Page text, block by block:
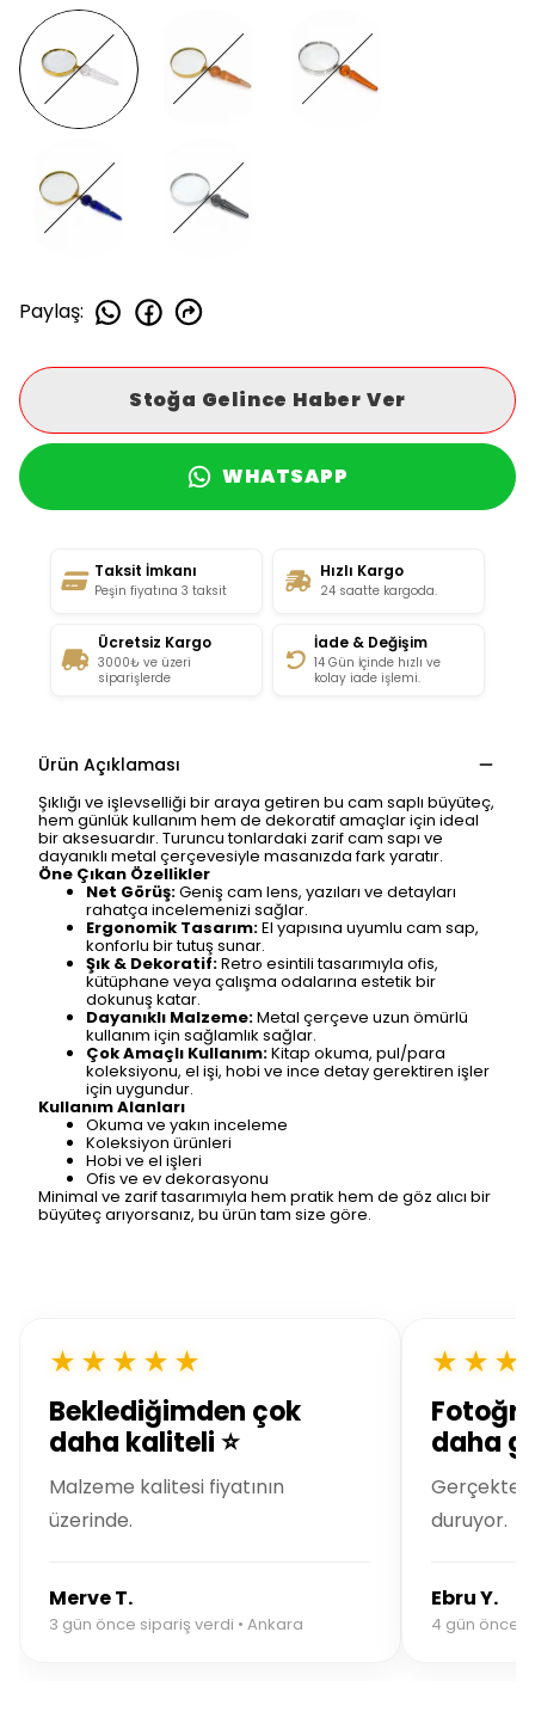
Paylaş:
Stoğa Gelince Haber Ver
WHATSAPP
Taksit İmkanı
Peşin fiyatına 3 taksit
Hızlı Kargo
24 saatte kargoda.
Ücretsiz Kargo
3000₺ ve üzeri
siparişlerde
İade & Değişim
14 Gün İçinde hızlı ve
kolay iade işlemi.
Ürün Açıklaması
Şıklığı ve işlevselliği bir araya getiren bu cam saplı büyüteç,
hem günlük kullanım hem de dekoratif amaçlar için ideal
bir aksesuardır. Turuncu tonlardaki zarif cam sapı ve
dayanıklı metal çerçevesiyle masanızda fark yaratır.
Öne Çıkan Özellikler
Net Görüş:Geniş cam lens, yazıları ve detayları
rahatça incelemenizi sağlar.
Ergonomik Tasarım:El yapısına uyumlu cam sap,
konforlu bir tutuş sunar.
Şık & Dekoratif:Retro esintili tasarımıyla ofis,
kütüphane veya çalışma odalarına estetik bir
dokunuş katar.
Dayanıklı Malzeme:Metal çerçeve uzun ömürlü
kullanım için sağlamlık sağlar.
Çok Amaçlı Kullanım:Kitap okuma, pul/para
koleksiyonu, el işi, hobi ve ince detay gerektiren işler
için uygundur.
Kullanım Alanları
Okuma ve yakın inceleme
Koleksiyon ürünleri
Hobi ve el işleri
Ofis ve ev dekorasyonu
Minimal ve zarif tasarımıyla hem pratik hem de göz alıcı bir
büyüteç arıyorsanız, bu ürün tam size göre.
★★★★★
Beklediğimden çok
daha kaliteli ⭐
Malzeme kalitesi fiyatının
üzerinde.
Merve T.
3 gün önce sipariş verdi • Ankara
daha
Gerçekte
duruyor.
Ebru Y.
4 gün önce